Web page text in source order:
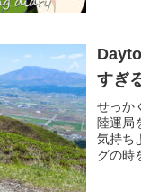
すぎ
せっか
陸運局
気持ち
グの時